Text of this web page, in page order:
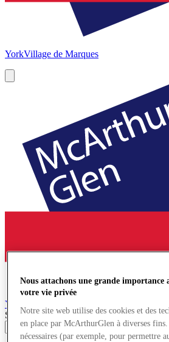
YorkVillage de Marques
York
Search input
Nous attachons une grande importance
votre vie privée
Notre site web utilise des cookies et des
en place par McArthurGlen à diverses
nécessaires (par exemple, pour permettre